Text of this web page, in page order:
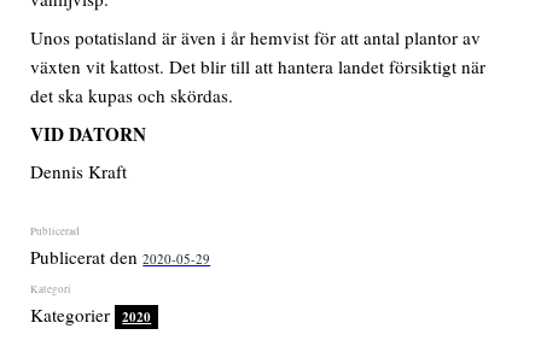
Unos potatisland är även i år hemvist för att antal plantor av
växten vit kattost. Det blir till att hantera landet försiktigt när
det ska kupas och skördas.
VID DATORN
Dennis Kraft
Publicerat den2020-05-29
Kategorier 2020